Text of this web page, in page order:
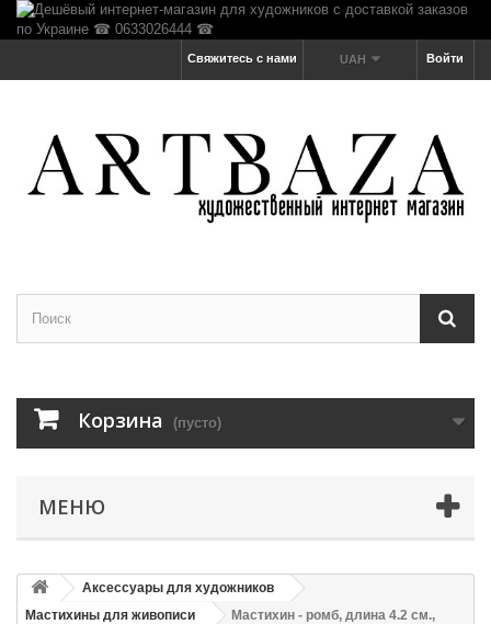
Войти
UAH
Свяжитесь с нами
Корзина (пусто)
МЕНЮ
Аксессуары для художников
Мастихины для живописи
Мастихин - ромб, длина 4.2 см.,